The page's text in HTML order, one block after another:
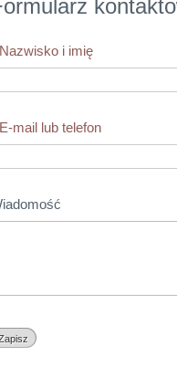
Nazwisko i imię
E-mail lub telefon